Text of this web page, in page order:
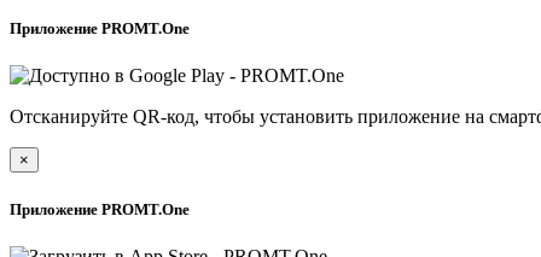
Приложение PROMT.One
Отсканируйте QR-код, чтобы установить приложение на
×
Приложение PROMT.One